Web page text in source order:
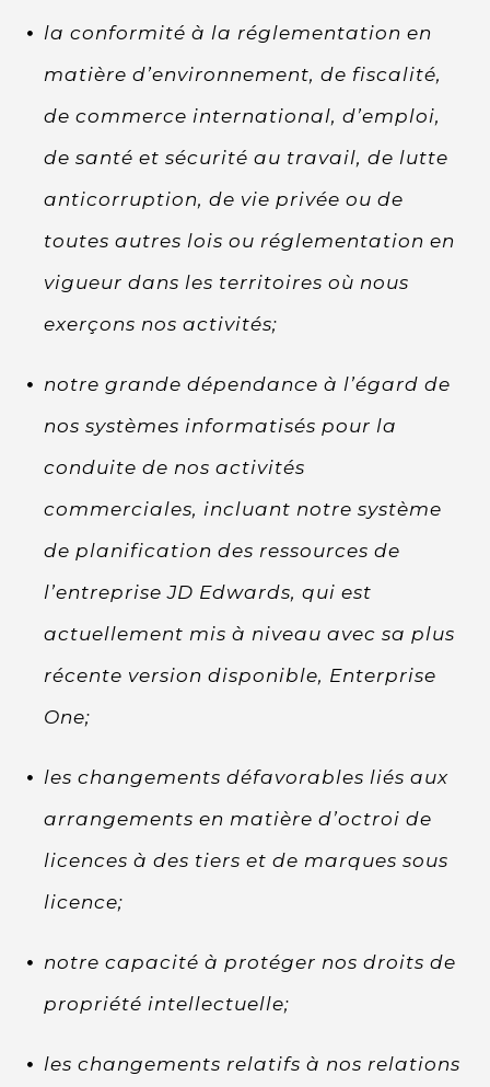
la conformité à la réglementation en
matière d’environnement, de fiscalité,
de commerce international, d’emploi,
de santé et sécurité au travail, de lutte
anticorruption, de vie privée ou de
toutes autres lois ou réglementation en
vigueur dans les territoires où nous
exerçons nos activités;
notre grande dépendance à l’égard de
nos systèmes informatisés pour la
conduite de nos activités
commerciales, incluant notre système
de planification des ressources de
l’entreprise JD Edwards, qui est
actuellement mis à niveau avec sa plus
récente version disponible, Enterprise
One;
les changements défavorables liés aux
arrangements en matière d’octroi de
licences à des tiers et de marques sous
licence;
notre capacité à protéger nos droits de
propriété intellectuelle;
les changements relatifs à nos relations